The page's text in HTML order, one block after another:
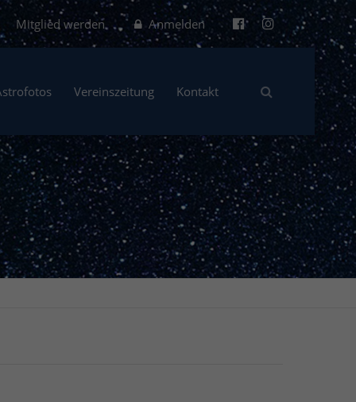
Anmelden
Mitglied werden
Vereinszeitung Kontakt